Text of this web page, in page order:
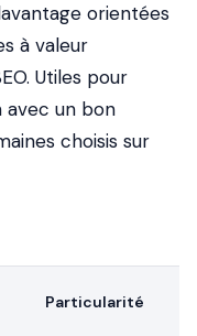
orientées
à valeur
Utiles pour
avec un bon
choisis sur
Particularité